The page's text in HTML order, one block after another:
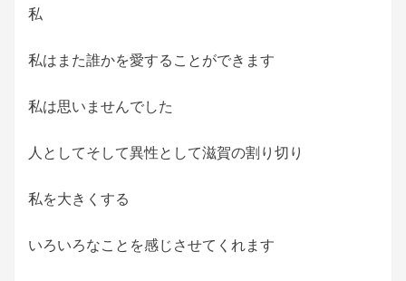
私
私はまた誰かを愛することができます
私は思いませんでした
人としてそして異性として滋賀の割り切り
私を大きくする
いろいろなことを感じさせてくれます